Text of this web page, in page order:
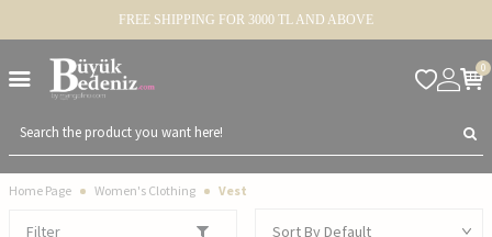
FREE SHIPPING FOR 3000 TL AND ABOVE
0
Home Page Women's Clothing Vest
Filter